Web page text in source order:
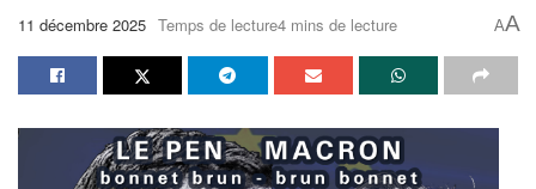
11 décembre 2025 Temps de lecture4 mins de lecture AA